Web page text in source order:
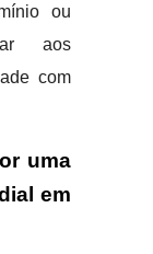
ou
aos
com
uma
em